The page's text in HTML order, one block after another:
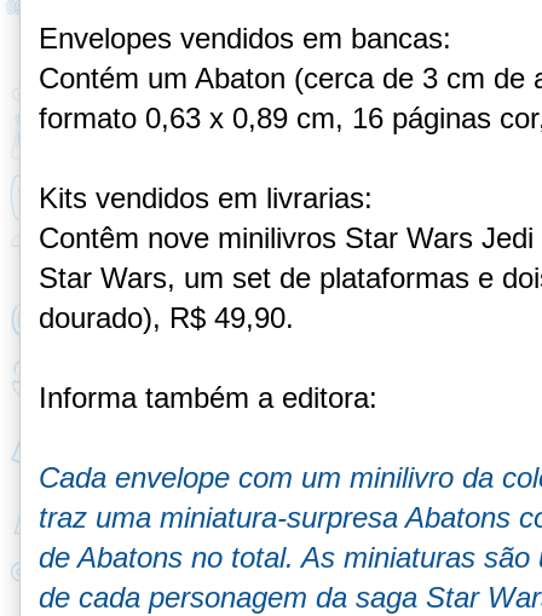
Envelopes vendidos em bancas:
Contém um Abaton (cerca de 3 cm de
formato 0,63 x 0,89 cm, 16 páginas
Kits vendidos em livrarias:
Contêm nove minilivros Star Wars
Star Wars, um set de plataformas e
dourado), R$ 49,90.
Informa também a editora:
Cada envelope com um minilivro da
traz uma miniatura-surpresa Abatons
de Abatons no total. As miniaturas
de cada personagem da saga Star